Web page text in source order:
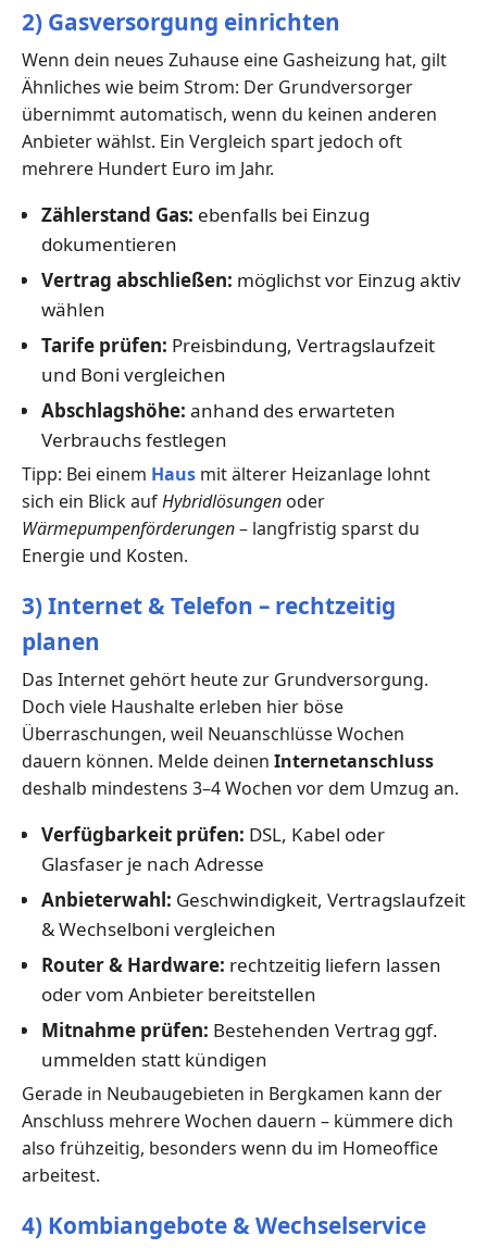
2) Gasversorgung einrichten
Wenn dein neues Zuhause eine Gasheizung hat, gilt
Ähnliches wie beim Strom: Der Grundversorger
übernimmt automatisch, wenn du keinen anderen
Anbieter wählst. Ein Vergleich spart jedoch oft
mehrere Hundert Euro im Jahr.
Zählerstand Gas: ebenfalls bei Einzug
dokumentieren
Vertrag abschließen: möglichst vor Einzug aktiv
wählen
Tarife prüfen: Preisbindung, Vertragslaufzeit
und Boni vergleichen
Abschlagshöhe: anhand des erwarteten
Verbrauchs festlegen
Tipp: Bei einem Haus mit älterer Heizanlage lohnt
sich ein Blick aufHybridlösungen oder
Wärmepumpenförderungen– langfristig sparst du
Energie und Kosten.
3) Internet & Telefon – rechtzeitig
planen
Das Internet gehört heute zur Grundversorgung.
Doch viele Haushalte erleben hier böse
Überraschungen, weil Neuanschlüsse Wochen
dauern können. Melde deinen Internetanschluss
deshalb mindestens 3–4 Wochen vor dem Umzug an.
Verfügbarkeit prüfen: DSL, Kabel oder
Glasfaser je nach Adresse
Anbieterwahl: Geschwindigkeit, Vertragslaufzeit
& Wechselboni vergleichen
Router & Hardware: rechtzeitig liefern lassen
oder vom Anbieter bereitstellen
Mitnahme prüfen: Bestehenden Vertrag ggf.
ummelden statt kündigen
Gerade in Neubaugebieten in Bergkamen kann der
Anschluss mehrere Wochen dauern – kümmere dich
also frühzeitig, besonders wenn du im Homeoffice
arbeitest.
4) Kombiangebote & Wechselservice